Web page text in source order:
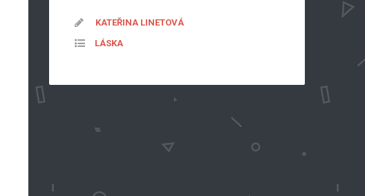
KATEŘINA LINETOVÁ
LÁSKA